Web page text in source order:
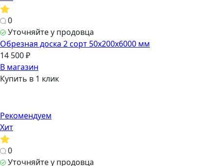
0
Уточняйте у продовца
Обрезная доска 2 сорт 50х200х6000 мм
14 500 ₽
В магазин
Купить в 1 клик
Рекомендуем
Хит
0
Уточняйте у продовца